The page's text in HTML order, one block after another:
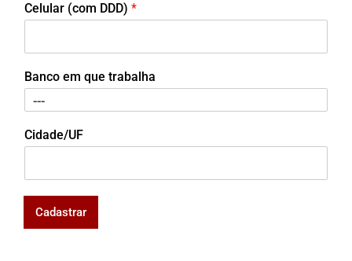
Celular (com DDD) *
Banco em que trabalha
Cidade/UF
Cadastrar